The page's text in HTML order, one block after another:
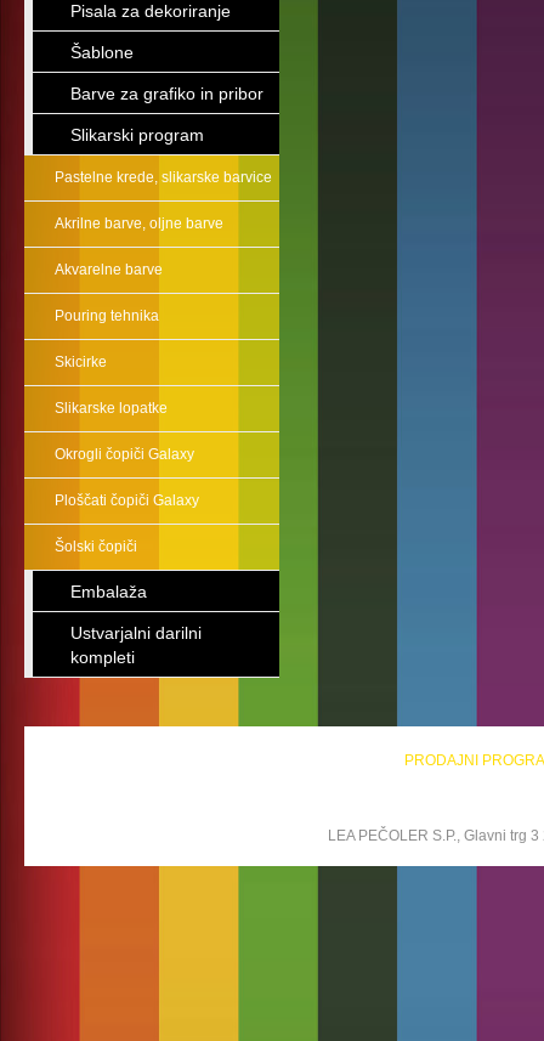
Pisala za dekoriranje
Šablone
Barve za grafiko in pribor
Slikarski program
Pastelne krede, slikarske barvice
Akrilne barve, oljne barve
Akvarelne barve
Pouring tehnika
Skicirke
Slikarske lopatke
Okrogli čopiči Galaxy
Ploščati čopiči Galaxy
Šolski čopiči
Embalaža
Ustvarjalni darilni
kompleti
PRODAJNI
LEA PEČOLER S.P., Glavni trg